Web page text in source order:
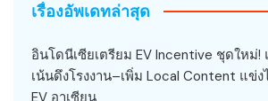
เรื่องอัพเดทล่าสุด
อินโดนีเซียเตรียม EV Incentive ชุดใหม่
เน้นดึงโรงงาน–เพิ่ม Local Content แข่
EV อาเซียน